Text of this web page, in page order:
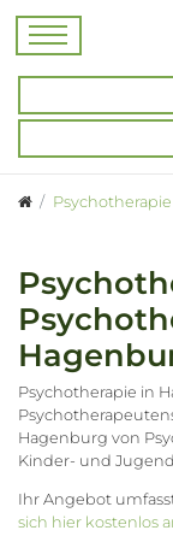
Psychotherapie
Psychotherapie in
Hagenburg von
Kinder- und
Ihr Angebot
sich hier kostenlos